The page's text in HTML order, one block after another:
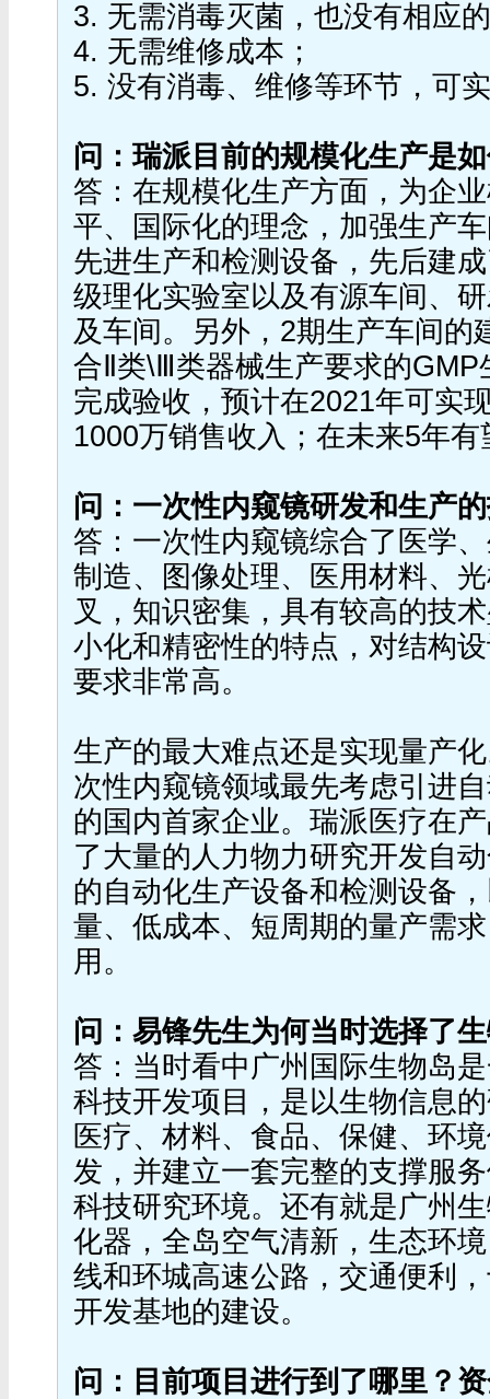
3. 无需消毒灭菌，也没有相应
4. 无需维修成本；
5. 没有消毒、维修等环节，可
问：瑞派目前的规模化生产是
答：在规模化生产方面，为企
平、国际化的理念，加强生产
先进生产和检测设备，先后建
级理化实验室以及有源车间、
及车间。另外，2期生产车间的
合Ⅱ类\Ⅲ类器械生产要求的
完成验收，预计在2021年可实
1000万销售收入；在未来5年
问：一次性内窥镜研发和生产
答：一次性内窥镜综合了医学
制造、图像处理、医用材料、
叉，知识密集，具有较高的技
小化和精密性的特点，对结构
要求非常高。
生产的最大难点还是实现量产
次性内窥镜领域最先考虑引进
的国内首家企业。瑞派医疗在
了大量的人力物力研究开发自
的自动化生产设备和检测设备
量、低成本、短周期的量产需
用。
问：易锋先生为何当时选择了
答：当时看中广州国际生物岛
科技开发项目，是以生物信息
医疗、材料、食品、保健、环
发，并建立一套完整的支撑服
科技研究环境。还有就是广州
化器，全岛空气清新，生态环
线和环城高速公路，交通便利
开发基地的建设。
问：目前项目进行到了哪里？